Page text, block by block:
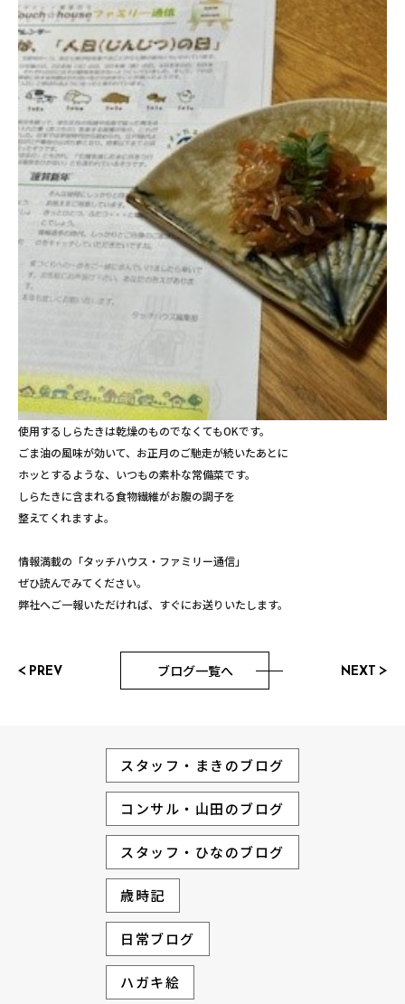
使用するしらたきは乾燥のものでなくてもOKです。
ごま油の風味が効いて、お正月のご馳走が続いたあとに
ホッとするような、いつもの素朴な常備菜です。
しらたきに含まれる食物繊維がお腹の調子を
整えてくれますよ。
情報満載の「タッチハウス・ファミリー通信」
ぜひ読んでみてください。
弊社へご一報いただければ、すぐにお送りいたします。
PREV ブログ一覧へ NEXT
スタッフ・まきのブログ
コンサル・山田のブログ
スタッフ・ひなのブログ
歳時記
日常ブログ
ハガキ絵